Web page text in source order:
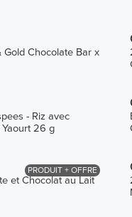
Gold Chocolate Bar x
- Riz avec
26 g
PRODUIT + OFFRE
et Chocolat au Lait